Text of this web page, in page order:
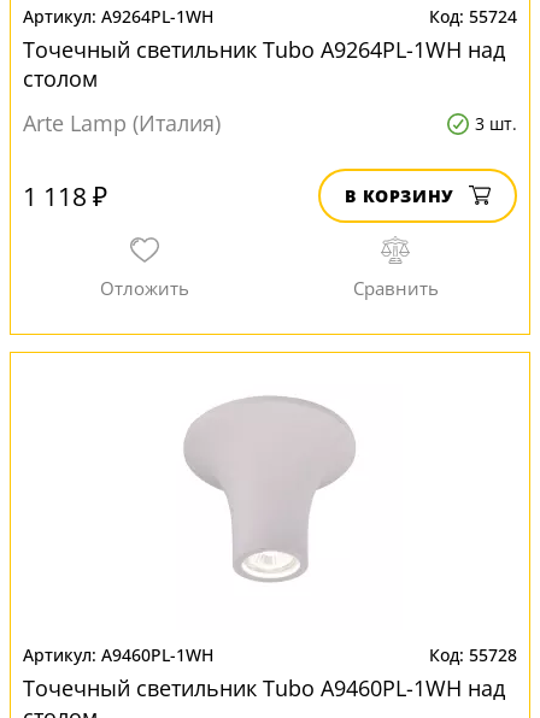
A9264PL-1WH 55724
Точечный светильник Tubo A9264PL-1WH над
столом
Arte Lamp (Италия)
3 шт.
1 118 ₽ В КОРЗИНУ
A9460PL-1WH 55728
Точечный светильник Tubo A9460PL-1WH над